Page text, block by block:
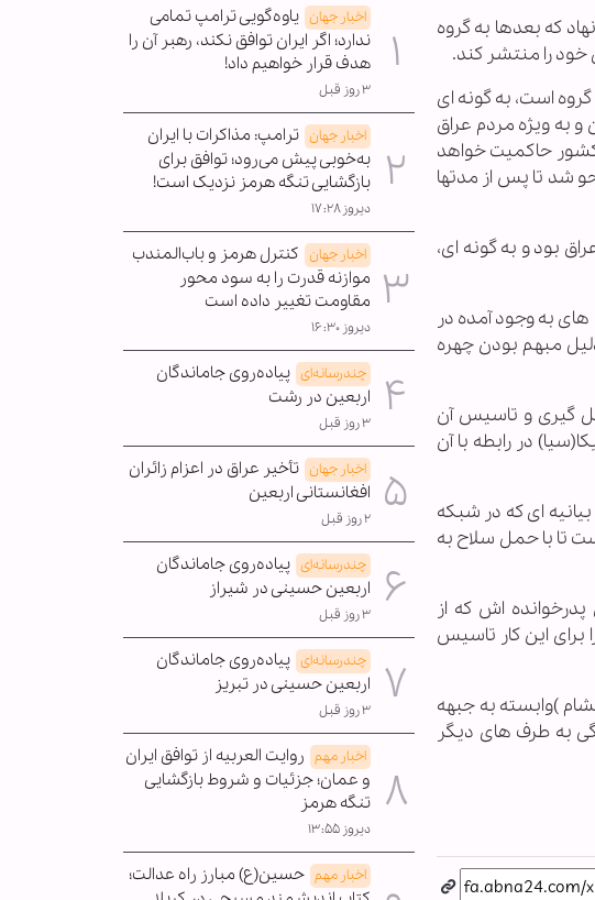
که بعدها به گروه
خود را منتشر کند.
است، به گونه ای
و به ویژه مردم عراق
کشور حاکمیت خواهد
شد تا پس از مدتها
بود و به گونه ای،
به وجود آمده در
مبهم بودن چهره
گیری و تاسیس آن
در رابطه با آن
گردد با این حال اولین بیانیه ای که در شبکه
ها خواسته شده است تا با حمل سلاح به
اش که از
برای این کار تاسیس
)وابسته به جبهه
به طرف های دیگر
اخبار جهان یاوه‌گویی ترامپ تمامی
ندارد؛ اگر ایران توافق نکند، رهبر آن را
هدف قرار خواهیم داد!
۳ روز قبل
اخبار جهان ترامپ: مذاکرات با ایران
به‌خوبی پیش می‌رود؛ توافق برای
بازگشایی تنگه هرمز نزدیک است!
دیروز ۱۷:۲۸
اخبار جهان کنترل هرمز و باب‌المندب
موازنه قدرت را به سود محور
مقاومت تغییر داده است
دیروز ۱۶:۳۰
چندرسانه‌ای پیاده‌روی جاماندگان
اربعین در رشت
۳ روز قبل
اخبار جهان تأخیر عراق در اعزام زائران
افغانستانی اربعین
۲ روز قبل
چندرسانه‌ای پیاده‌روی جاماندگان
اربعین حسینی در شیراز
۳ روز قبل
چندرسانه‌ای پیاده‌روی جاماندگان
اربعین حسینی در تبریز
۳ روز قبل
اخبار مهم روایت العربیه از توافق ایران
و عمان؛ جزئیات و شروط بازگشایی
تنگه هرمز
دیروز ۱۳:۵۵
اخبار مهم حسین(ع) مبارز راه عدالت؛